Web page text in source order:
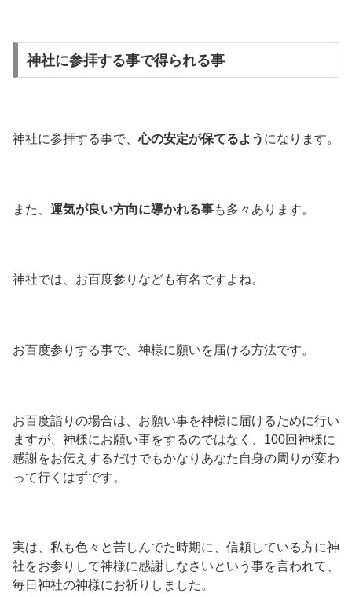
神社に参拝する事で得られる事
神社に参拝する事で、心の安定が保てるよう になります。
また、 運気が良い方向に導かれる事も多々あります。
神社では、お百度参りなども有名ですよね。
お百度参りする事で、神様に願いを届ける方法です。
お百度詣りの場合は、お願い事を神様に届けるために行い
ますが、神様にお願い事をするのではなく、100回神様に
感謝をお伝えするだけでもかなりあなた自身の周りが変わ
って行くはずです。
実は、私も色々と苦しんでた時期に、信頼している方に神
社をお参りして神様に感謝しなさいという事を言われて、
毎日神社の神様にお祈りしました。